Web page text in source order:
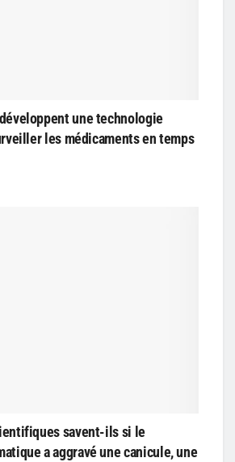
une technologie
les médicaments en temps
savent-ils si le
a aggravé une canicule, une